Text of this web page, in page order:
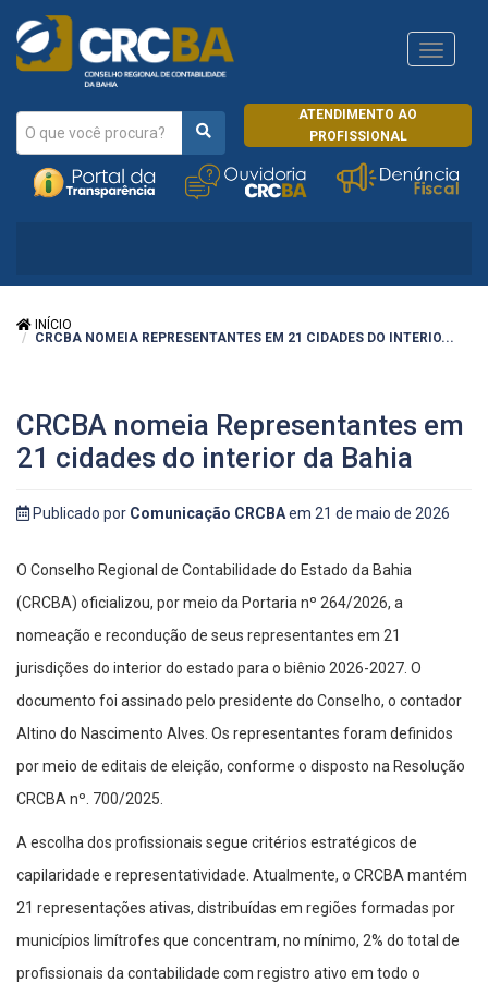
ATENDIMENTO AO
PROFISSIONAL
CRCRJ
INÍCIO
CRCBA NOMEIA REPRESENTANTES EM 21 CIDADES DO INTERIO...
CRCBA nomeia Representantes em
21 cidades do interior da Bahia
Publicado por Comunicação CRCBAem 21 de maio de 2026
O Conselho Regional de Contabilidade do Estado da Bahia
(CRCBA) oficializou, por meio da Portaria nº 264/2026, a
nomeação e recondução de seus representantes em 21
jurisdições do interior do estado para o biênio 2026-2027. O
documento foi assinado pelo presidente do Conselho, o contador
Altino do Nascimento Alves. Os representantes foram definidos
por meio de editais de eleição, conforme o disposto na Resolução
CRCBA nº. 700/2025.
A escolha dos profissionais segue critérios estratégicos de
capilaridade e representatividade. Atualmente, o CRCBA mantém
21 representações ativas, distribuídas em regiões formadas por
municípios limítrofes que concentram, no mínimo, 2% do total de
profissionais da contabilidade com registro ativo em todo o